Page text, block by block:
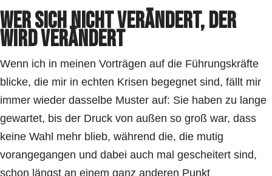
Wer sich nicht verändert, der
wird verändert
Wenn ich in meinen Vorträgen auf die Führungskräfte
blicke, die mir in echten Krisen begegnet sind, fällt mir
immer wieder dasselbe Muster auf: Sie haben zu lange
gewartet, bis der Druck von außen so groß war, dass
keine Wahl mehr blieb, während die, die mutig
vorangegangen und dabei auch mal gescheitert sind,
schon längst an einem ganz anderen Punkt